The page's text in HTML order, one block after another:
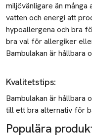
miljövänligare än
vatten och energi att
hypoallergena och bra
bra val för allergiker
Bambulakan är hållbara
Kvalitetstips:
Bambulakan är hållbara
till ett bra alternativ för
Populära